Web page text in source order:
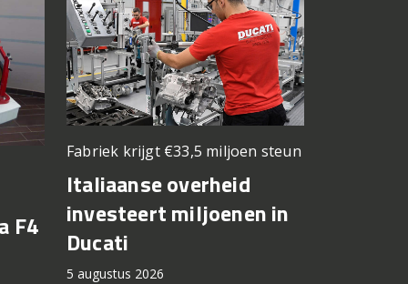
F4
Fabriek krijgt €33,5 miljoen steun
Italiaanse overheid
investeert miljoenen in
Ducati
5 augustus 2026